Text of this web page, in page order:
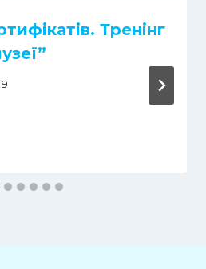
Тренінг